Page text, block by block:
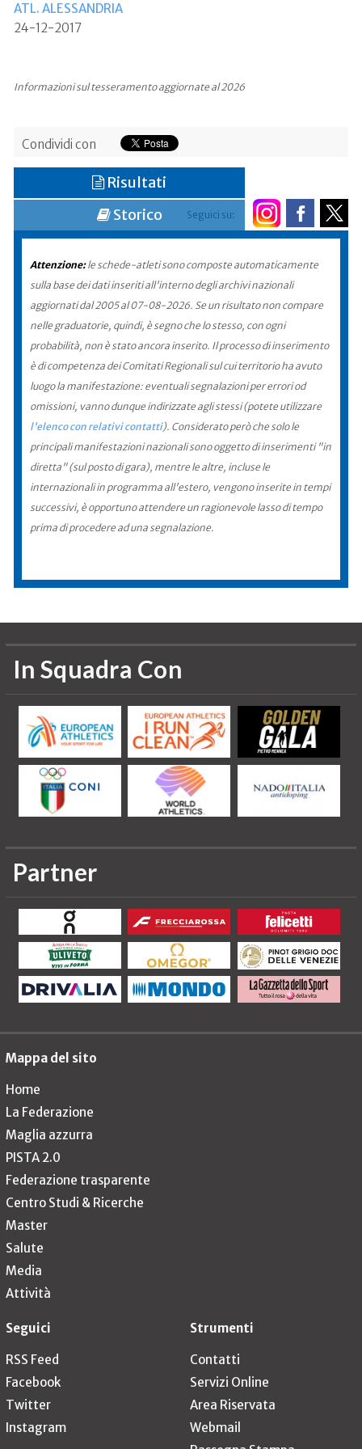
ATL. ALESSANDRIA
24-12-2017
Informazioni sul tesseramento aggiornate al 2026
Condividi con
Seguici su:
Risultati
Storico
Attenzione:le schede-atleti sono composte automaticamente
sulla base dei dati inseriti all'interno degli archivi nazionali
aggiornati dal 2005 al 07-08-2026. Se un risultato non compare
nelle graduatorie, quindi, è segno che lo stesso, con ogni
probabilità, non è stato ancora inserito. Il processo di inserimento
è di competenza dei Comitati Regionali sul cui territorio ha avuto
luogo la manifestazione: eventuali segnalazioni per errori od
omissioni, vanno dunque indirizzate agli stessi (potete utilizzare
l'elenco con relativi contatti). Considerato però che solo le
principali manifestazioni nazionali sono oggetto di inserimenti "in
diretta" (sul posto di gara), mentre le altre, incluse le
internazionali in programma all'estero, vengono inserite in tempi
successivi, è opportuno attendere un ragionevole lasso di tempo
prima di procedere ad una segnalazione.
In Squadra Con
Partner
Mappa del sito
Home
La Federazione
Maglia azzurra
PISTA 2.0
Federazione trasparente
Centro Studi & Ricerche
Master
Salute
Media
Attività
Seguici
RSS Feed
Facebook
Twitter
Instagram
Strumenti
Contatti
Servizi Online
Area Riservata
Webmail